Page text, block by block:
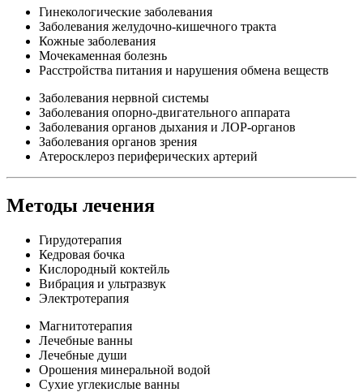
Гинекологические заболевания
Заболевания желудочно-кишечного тракта
Кожные заболевания
Мочекаменная болезнь
Расстройства питания и нарушения обмена веществ
Заболевания нервной системы
Заболевания опорно-двигательного аппарата
Заболевания органов дыхания и ЛОР-органов
Заболевания органов зрения
Атеросклероз периферических артерий
Методы лечения
Гирудотерапия
Кедровая бочка
Кислородный коктейль
Вибрация и ультразвук
Электротерапия
Магнитотерапия
Лечебные ванны
Лечебные души
Орошения минеральной водой
Сухие углекислые ванны